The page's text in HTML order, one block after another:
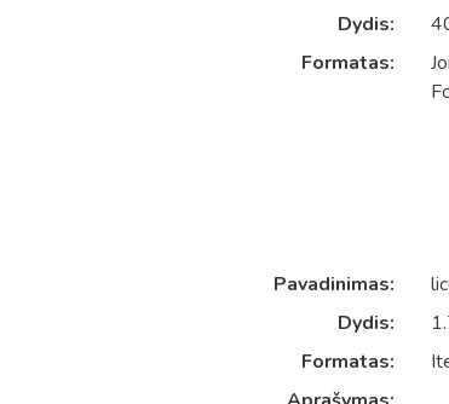
Dydis:
Formatas:
Pavadinimas:
Dydis:
Formatas: